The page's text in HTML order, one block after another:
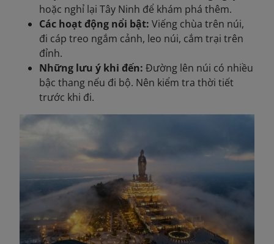
hoặc nghỉ lại Tây Ninh để khám phá thêm.
Các hoạt động nổi bật: Viếng chùa trên núi,
đi cáp treo ngắm cảnh, leo núi, cắm trại trên
đỉnh.
Những lưu ý khi đến: Đường lên núi có nhiều
bậc thang nếu đi bộ. Nên kiểm tra thời tiết
trước khi đi.